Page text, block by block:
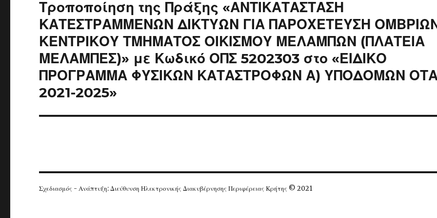
Next
post:
Τροποποίηση της Πράξης «ΑΝΤΙΚΑΤΑΣΤΑΣΗ
ΚΑΤΕΣΤΡΑΜΜΕΝΩΝ ΔΙΚΤΥΩΝ ΓΙΑ ΠΑΡΟΧΕΤΕΥΣΗ
ΚΕΝΤΡΙΚΟΥ ΤΜΗΜΑΤΟΣ ΟΙΚΙΣΜΟΥ ΜΕΛΑΜΠΩΝ (ΠΛΑΤΕΙΑ
ΜΕΛΑΜΠΕΣ)» με Κωδικό ΟΠΣ 5202303 στο «ΕΙΔΙΚΟ
ΠΡΟΓΡΑΜΜΑ ΦΥΣΙΚΩΝ ΚΑΤΑΣΤΡΟΦΩΝ Α) ΥΠΟΔΟΜΩΝ
2021-2025»
Σχεδιασμός - Ανάπτυξη: Διεύθυνση Ηλεκτρονικής Διακυβέρνησης Περιφέρειας Κρήτης © 2021